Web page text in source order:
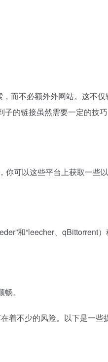
而不必额外外网站。这不
子的链接虽然需要一定的技
可以这些平台上获取一些
和“leecher、qBittorrent
。
着不少的风险。以下是一些